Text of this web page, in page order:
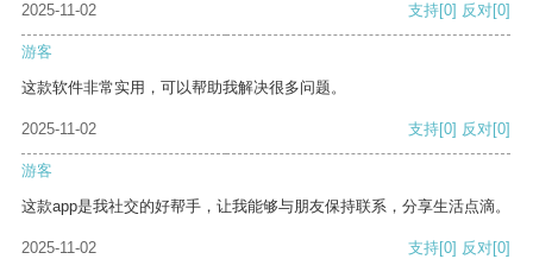
2025-11-02
支持[0] 反对[0]
游客
这款软件非常实用，可以帮助我解决很多问题。
2025-11-02 支持[0] 反对[0]
游客
这款app是我社交的好帮手，让我能够与朋友保持联系，分享生活点滴。
2025-11-02 支持[0] 反对[0]